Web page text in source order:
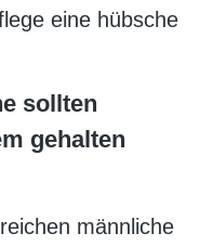
eine hübsche
sollten
gehalten
männliche